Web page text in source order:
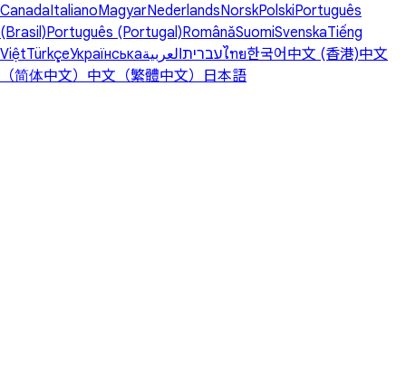
CanadaItalianoMagyarNederlandsNorskPolskiPortuguês
(Brasil)Português (Portugal)RomânăSuomiSvenskaTiếng
ViệtTürkçeУкраїнська עבריתالعربية ไทย한국어 中文 (香港)中文
（简体中文） 中文（繁體中文） 日本語